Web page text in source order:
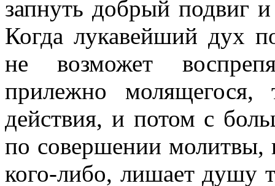
запнуть добрый подвиг
Когда лукавейший дух
не возможет
прилежно молящегося,
действия, и потом с
по совершении молитвы,
кого-либо, лишает душу